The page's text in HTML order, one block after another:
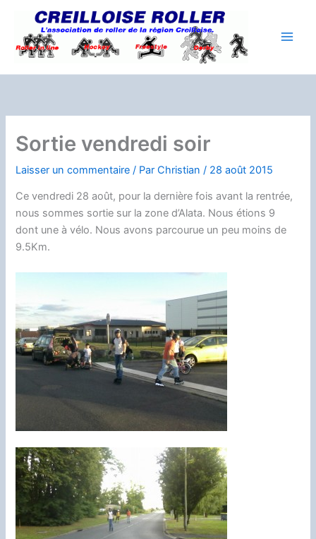
contenu
Sortie vendredi soir
Laisser un commentaire / ParChristian/ 28 août 2015
Ce vendredi 28 août, pour la dernière fois avant la rentrée,
nous sommes sortie sur la zone d’Alata. Nous étions 9
dont une à vélo. Nous avons parcourue un peu moins de
9.5Km.